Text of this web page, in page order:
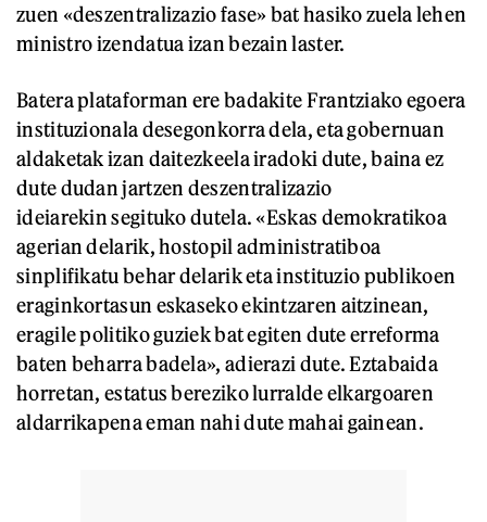
zuen «deszentralizazio fase» bat hasiko zuela lehen
ministro izendatua izan bezain laster.
Batera plataforman ere badakite Frantziako egoera
instituzionala desegonkorra dela, eta gobernuan
aldaketak izan daitezkeela iradoki dute, baina ez
dute dudan jartzen deszentralizazio
ideiarekin segituko dutela. «Eskas demokratikoa
agerian delarik, hostopil administratiboa
sinplifikatu behar delarik eta instituzio publikoen
eraginkortasun eskaseko ekintzaren aitzinean,
eragile politiko guziek bat egiten dute erreforma
baten beharra badela», adierazi dute. Eztabaida
horretan, estatus bereziko lurralde elkargoaren
aldarrikapena eman nahi dute mahai gainean.